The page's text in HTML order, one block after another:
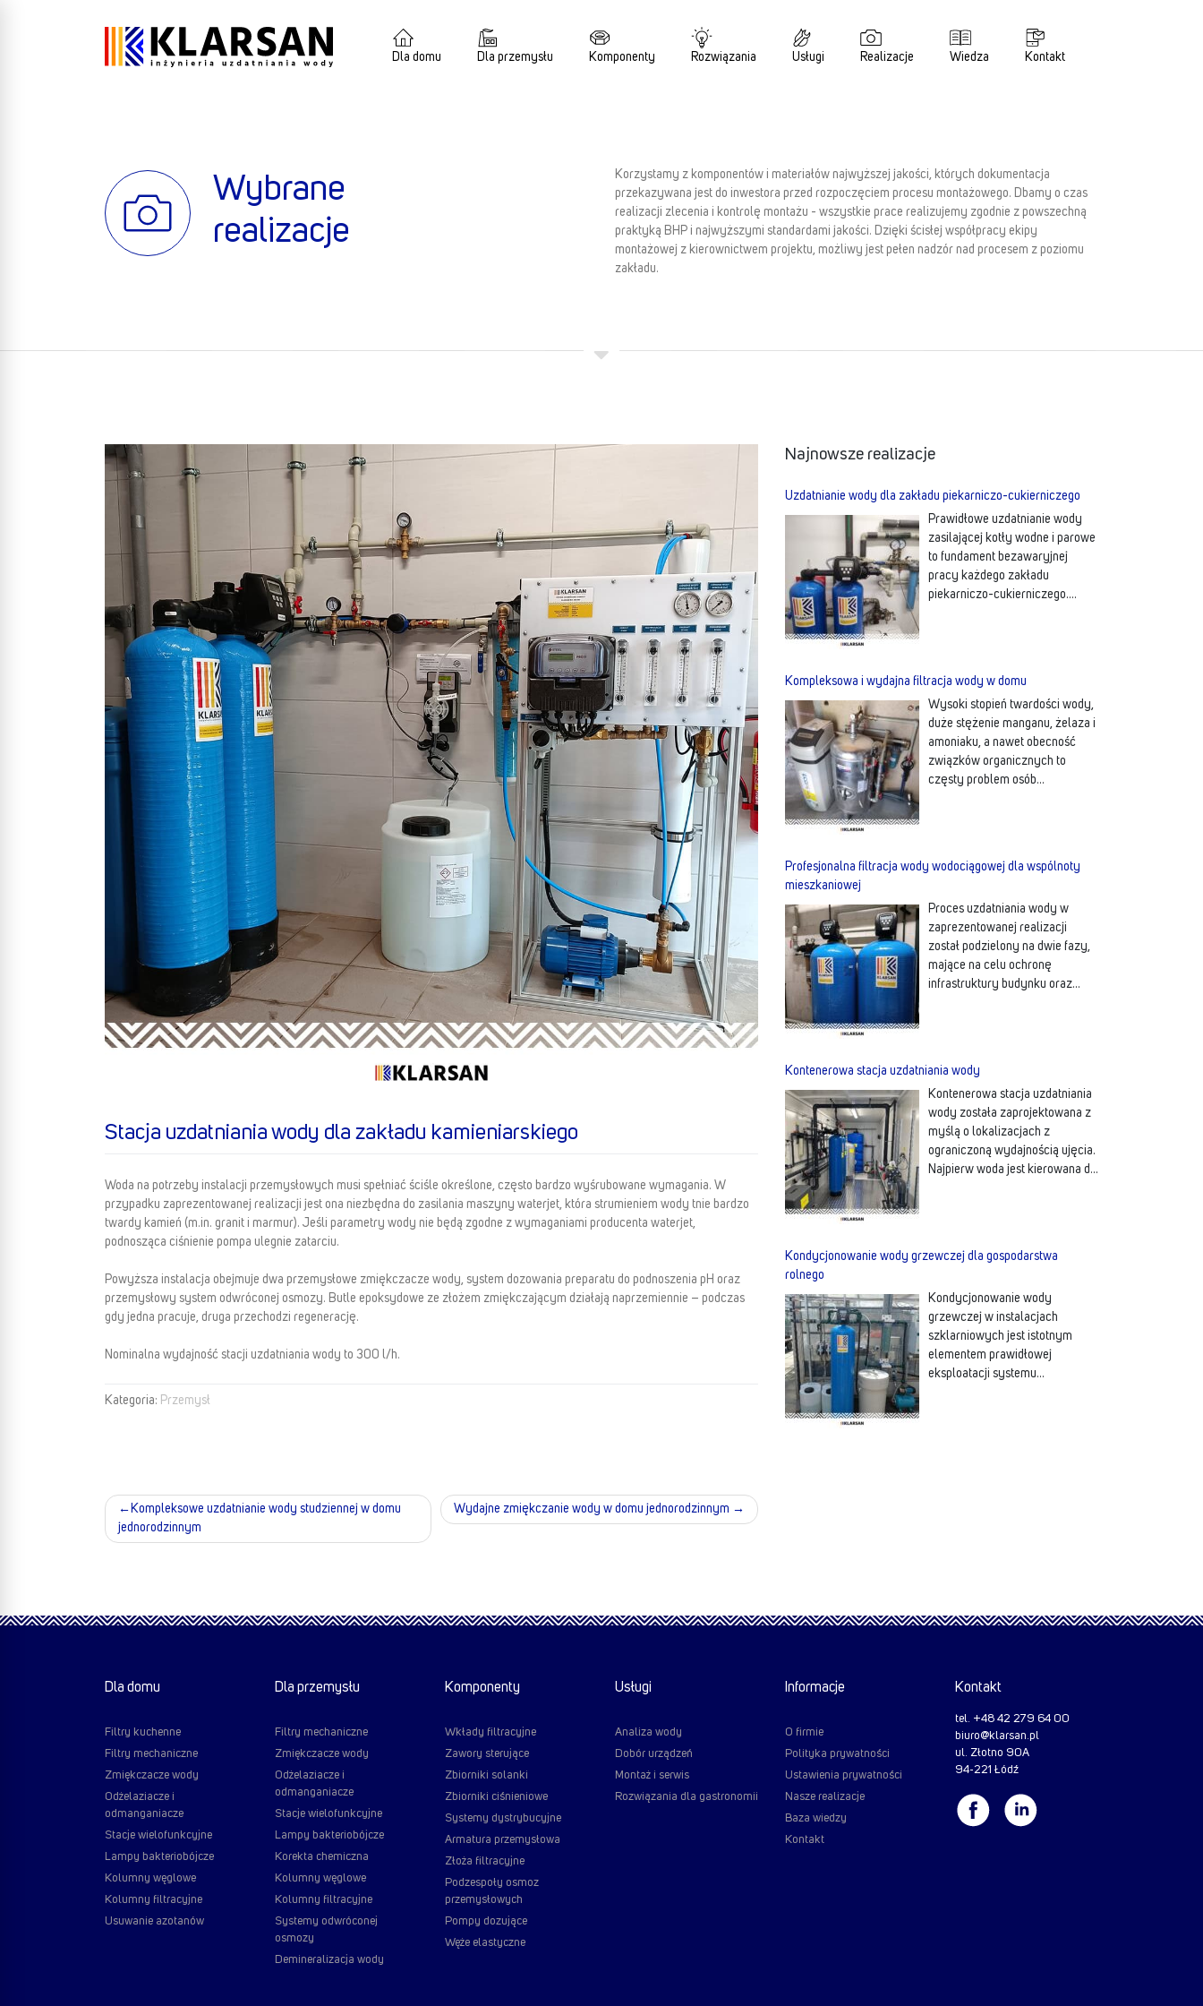
Dla domu Dla przemysłu Komponenty Rozwiązania Usługi Realizacje Wiedza Kontakt
Wybrane
realizacje
Korzystamy z komponentów i materiałów najwyższej jakości, których dokumentacja
przekazywana jest do inwestora przed rozpoczęciem procesu montażowego. Dbamy o czas
realizacji zlecenia i kontrolę montażu - wszystkie prace realizujemy zgodnie z powszechną
praktyką BHP i najwyższymi standardami jakości. Dzięki ścisłej współpracy ekipy
montażowej z kierownictwem projektu, możliwy jest pełen nadzór nad procesem z poziomu
zakładu.
Stacja uzdatniania wody dla zakładu kamieniarskiego
Woda na potrzeby instalacji przemysłowych musi spełniać ściśle określone, często bardzo wyśrubowane wymagania. W
przypadku zaprezentowanej realizacji jest ona niezbędna do zasilania maszyny waterjet, która strumieniem wody tnie bardzo
twardy kamień (m.in. granit i marmur). Jeśli parametry wody nie będą zgodne z wymaganiami producenta waterjet,
podnosząca ciśnienie pompa ulegnie zatarciu.
Powyższa instalacja obejmuje dwa przemysłowe zmiękczacze wody, system dozowania preparatu do podnoszenia pH oraz
przemysłowy system odwróconej osmozy. Butle epoksydowe ze złożem zmiękczającym działają naprzemiennie – podczas
gdy jedna pracuje, druga przechodzi regenerację.
Nominalna wydajność stacji uzdatniania wody to 300 l/h.
Kategoria: Przemysł
Nawigacja
Kompleksowe uzdatnianie wody studziennej w domu
jednorodzinnym
Wydajne zmiękczanie wody w domu jednorodzinnym
Najnowsze realizacje
Uzdatnianie wody dla zakładu piekarniczo-cukierniczego
Prawidłowe uzdatnianie wody
zasilającej kotły wodne i parowe
to fundament bezawaryjnej
pracy każdego zakładu
piekarniczo-cukierniczego.
Kompleksowa i wydajna filtracja wody w domu
Wysoki stopień twardości wody,
duże stężenie manganu, żelaza i
amoniaku, a nawet obecność
związków organicznych to
częsty problem osób
Profesjonalna filtracja wody wodociągowej dla wspólnoty
mieszkaniowej
Proces uzdatniania wody w
zaprezentowanej realizacji
został podzielony na dwie fazy,
mające na celu ochronę
infrastruktury budynku oraz
Kontenerowa stacja uzdatniania wody
Kontenerowa stacja uzdatniania
wody została zaprojektowana z
myślą o lokalizacjach z
ograniczoną wydajnością ujęcia.
Najpierw woda jest kierowana do
Kondycjonowanie wody grzewczej dla gospodarstwa
rolnego
Kondycjonowanie wody
grzewczej w instalacjach
szklarniowych jest istotnym
elementem prawidłowej
eksploatacji systemu
Dla domu
Filtry kuchenne
Filtry mechaniczne
Zmiękczacze wody
Odżelaziacze i
odmanganiacze
Stacje wielofunkcyjne
Lampy bakteriobójcze
Kolumny węglowe
Kolumny filtracyjne
Usuwanie azotanów
Dla przemysłu
Filtry mechaniczne
Zmiękczacze wody
Odżelaziacze i
odmanganiacze
Stacje wielofunkcyjne
Lampy bakteriobójcze
Korekta chemiczna
Kolumny węglowe
Kolumny filtracyjne
Systemy odwróconej
osmozy
Demineralizacja wody
Komponenty
Wkłady filtracyjne
Zawory sterujące
Zbiorniki solanki
Zbiorniki ciśnieniowe
Systemy dystrybucyjne
Armatura przemysłowa
Złoża filtracyjne
Podzespoły osmoz
przemysłowych
Pompy dozujące
Węże elastyczne
Usługi
Analiza wody
Dobór urządzeń
Montaż i serwis
Rozwiązania dla gastronomii
Informacje
O firmie
Polityka prywatności
Ustawienia prywatności
Nasze realizacje
Baza wiedzy
Kontakt
Kontakt
tel. +48 42 279 64 00
biuro@klarsan.pl
ul. Złotno 90A
94-221 Łódź